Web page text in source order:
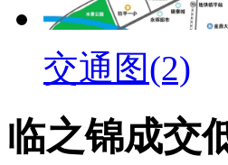
交通图(2)
临之锦成交